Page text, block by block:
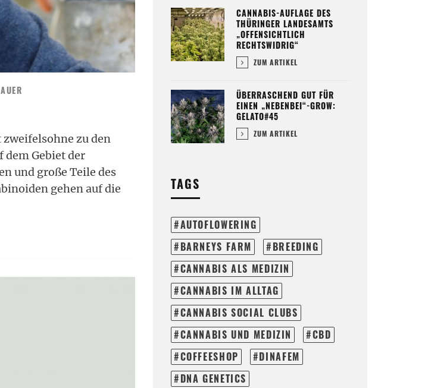
zu den
Gebiet der
und große Teile des
gehen auf die
CANNABIS-AUFLAGE DES
THÜRINGER LANDESAMTS
„OFFENSICHTLICH
RECHTSWIDRIG“
ZUM ARTIKEL
ÜBERRASCHEND GUT FÜR
EINEN „NEBENBEI“-GROW:
GELATO#45
ZUM ARTIKEL
TAGS
AUTOFLOWERING
BARNEYS FARM
BREEDING
CANNABIS ALS MEDIZIN
CANNABIS IM ALLTAG
CANNABIS SOCIAL CLUBS
CANNABIS UND MEDIZIN
CBD
COFFEESHOP
DINAFEM
DNA GENETICS